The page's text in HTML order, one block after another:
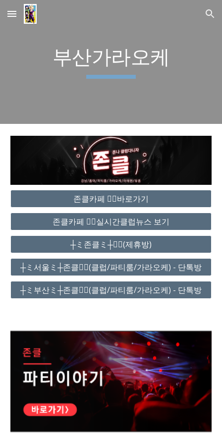
Skip to main content Skip to navigation
부산가라오케
존클카페 ❤️‍🔥바로가기
존클카페 ❤️‍🔥실시간클럽뉴스 보기
┼ミ존클ミ┼❤️‍🔥(제휴방)
┼ミ서울ミ┼존클❤️‍🔥(클럽/파티룸/가라오케) - 단톡방
┼ミ부산ミ┼존클❤️‍🔥(클럽/파티룸/가라오케) - 단톡방